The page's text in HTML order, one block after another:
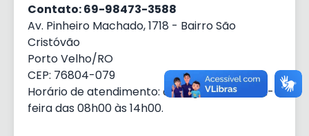
Contato: 69-98473-3588
Av. Pinheiro Machado, 1718 - Bairro São
Cristóvão
Porto Velho/RO
CEP: 76804-079
Horário de atendimento: de segunda a sexta-
feira das 08h00 às 14h00.